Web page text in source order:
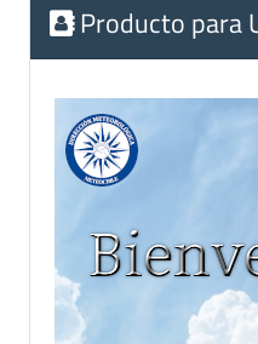
Producto para